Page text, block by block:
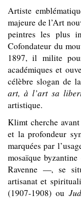
Artiste
majeure de l’Art
peintres les plus
Cofondateur du
1897, il milite
académiques et
célèbre slogan de
art, à l’art sa
artistique.
Klimt cherche
et la profondeur
marquées par
mosaïque
Ravenne —, se
artisanat et
(1907-1908) ou